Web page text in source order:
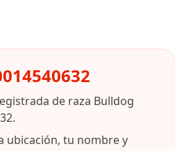
de raza Bulldog
ubicación, tu nombre y